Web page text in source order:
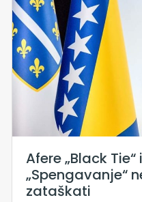
Afere „Black Tie“ i
„Spengavanje“
zataškati